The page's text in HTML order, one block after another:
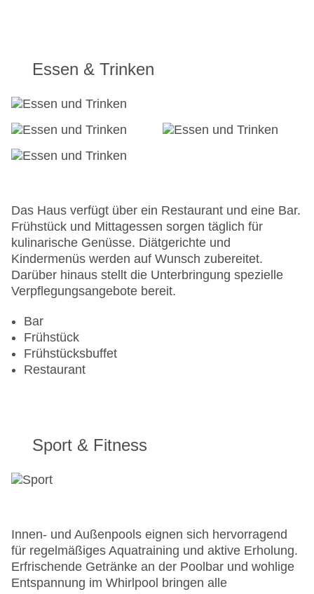
Anzahl der Konferenzräume: 1
Anzahl der Aufzüge: 1
Zimmerservice
Gesamtanzahl der Zimmer: 43
Landeskategorie: 3 Sterne
Essen & Trinken
Das Haus verfügt über ein Restaurant und eine Bar.
Frühstück und Mittagessen sorgen täglich für
kulinarische Genüsse. Diätgerichte und
Kindermenüs werden auf Wunsch zubereitet.
Darüber hinaus stellt die Unterbringung spezielle
Verpflegungsangebote bereit.
Bar
Frühstück
Frühstücksbuffet
Restaurant
Sport & Fitness
Innen- und Außenpools eignen sich hervorragend
für regelmäßiges Aquatraining und aktive Erholung.
Erfrischende Getränke an der Poolbar und wohlige
Entspannung im Whirlpool bringen alle